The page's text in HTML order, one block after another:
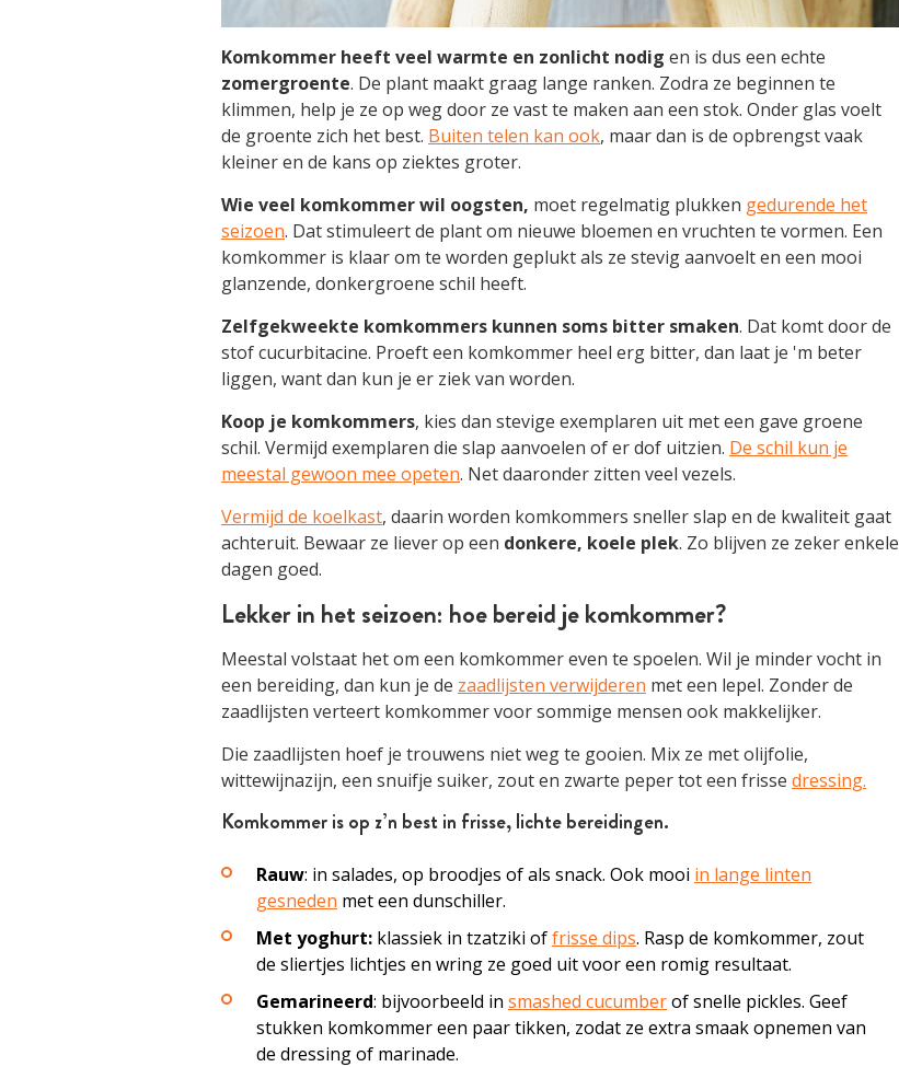
Komkommer heeft veel warmte en zonlicht nodig en is dus een echte
zomergroente. De plant maakt graag lange ranken. Zodra ze beginnen te
klimmen, help je ze op weg door ze vast te maken aan een stok. Onder glas voelt
de groente zich het best. Buiten telen kan ook, maar dan is de opbrengst vaak
kleiner en de kans op ziektes groter.
Wie veel komkommer wil oogsten, moet regelmatig plukken gedurende het
seizoen. Dat stimuleert de plant om nieuwe bloemen en vruchten te vormen. Een
komkommer is klaar om te worden geplukt als ze stevig aanvoelt en een mooi
glanzende, donkergroene schil heeft.
Zelfgekweekte komkommers kunnen soms bitter smaken. Dat komt door de
stof cucurbitacine. Proeft een komkommer heel erg bitter, dan laat je 'm beter
liggen, want dan kun je er ziek van worden.
Koop je komkommers, kies dan stevige exemplaren uit met een gave groene
schil. Vermijd exemplaren die slap aanvoelen of er dof uitzien. De schil kun je
meestal gewoon mee opeten. Net daaronder zitten veel vezels.
Vermijd de koelkast, daarin worden komkommers sneller slap en de kwaliteit gaat
achteruit. Bewaar ze liever op een donkere, koele plek. Zo blijven ze zeker enkele
dagen goed.
Lekker in het seizoen: hoe bereid je komkommer?
Meestal volstaat het om een komkommer even te spoelen. Wil je minder vocht in
een bereiding, dan kun je de zaadlijsten verwijderen met een lepel. Zonder de
zaadlijsten verteert komkommer voor sommige mensen ook makkelijker.
Die zaadlijsten hoef je trouwens niet weg te gooien. Mix ze met olijfolie,
wittewijnazijn, een snuifje suiker, zout en zwarte peper tot een frisse dressing.
Komkommer is op z’n best in frisse, lichte bereidingen.
Rauw: in salades, op broodjes of als snack. Ook mooi in lange linten
gesneden met een dunschiller.
Met yoghurt: klassiek in tzatziki offrisse dips. Rasp de komkommer, zout
de sliertjes lichtjes en wring ze goed uit voor een romig resultaat.
Gemarineerd: bijvoorbeeld in smashed cucumberof snelle pickles. Geef
stukken komkommer een paar tikken, zodat ze extra smaak opnemen van
de dressing of marinade.